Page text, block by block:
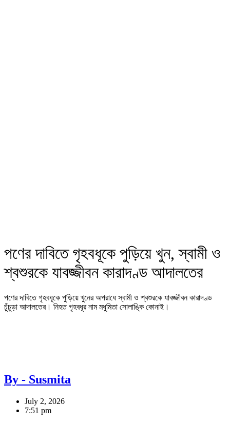
পণের দাবিতে গৃহবধূকে পুড়িয়ে খুন, স্বামী ও
শ্বশুরকে যাবজ্জীবন কারাদণ্ড আদালতের
পণের দাবিতে গৃহবধূকে পুড়িয়ে খুনের অপরাধে স্বামী ও শ্বশুরকে যাবজ্জীবন কারাদণ্ড
চুঁচুড়া আদালতের। নিহত গৃহবধূর নাম মধুমিতা সোলাঙ্কি কোনাই।
By - Susmita
July 2, 2026
7:51 pm